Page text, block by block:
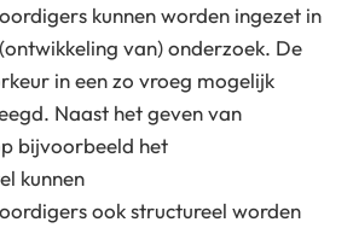
kunnen worden ingezet in
van) onderzoek. De
in een zo vroeg mogelijk
Naast het geven van
bijvoorbeeld het
kunnen
ook structureel worden